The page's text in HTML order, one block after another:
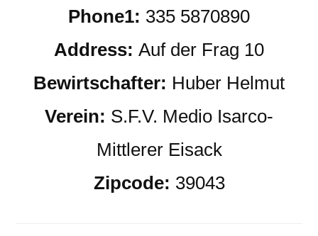
Phone1: 335 5870890
Address: Auf der Frag 10
Bewirtschafter: Huber Helmut
Verein: S.F.V. Medio Isarco-
Mittlerer Eisack
Zipcode: 39043